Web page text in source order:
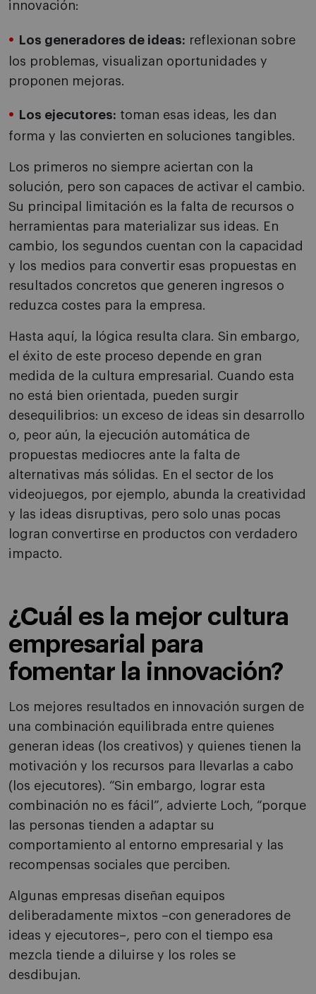
innovación:
Los generadores de ideas: reflexionan sobre
los problemas, visualizan oportunidades y
proponen mejoras.
Los ejecutores: toman esas ideas, les dan
forma y las convierten en soluciones tangibles.
Los primeros no siempre aciertan con la
solución, pero son capaces de activar el cambio.
Su principal limitación es la falta de recursos o
herramientas para materializar sus ideas. En
cambio, los segundos cuentan con la capacidad
y los medios para convertir esas propuestas en
resultados concretos que generen ingresos o
reduzca costes para la empresa.
Hasta aquí, la lógica resulta clara. Sin embargo,
el éxito de este proceso depende en gran
medida de la cultura empresarial. Cuando esta
no está bien orientada, pueden surgir
desequilibrios: un exceso de ideas sin desarrollo
o, peor aún, la ejecución automática de
propuestas mediocres ante la falta de
alternativas más sólidas. En el sector de los
videojuegos, por ejemplo, abunda la creatividad
y las ideas disruptivas, pero solo unas pocas
logran convertirse en productos con verdadero
impacto.
¿Cuál es la mejor cultura
empresarial para
fomentar la innovación?
Los mejores resultados en innovación surgen de
una combinación equilibrada entre quienes
generan ideas (los creativos) y quienes tienen la
motivación y los recursos para llevarlas a cabo
(los ejecutores). “Sin embargo, lograr esta
combinación no es fácil”, advierte Loch, “porque
las personas tienden a adaptar su
comportamiento al entorno empresarial y las
recompensas sociales que perciben.
Algunas empresas diseñan equipos
deliberadamente mixtos –con generadores de
ideas y ejecutores–, pero con el tiempo esa
mezcla tiende a diluirse y los roles se
desdibujan.